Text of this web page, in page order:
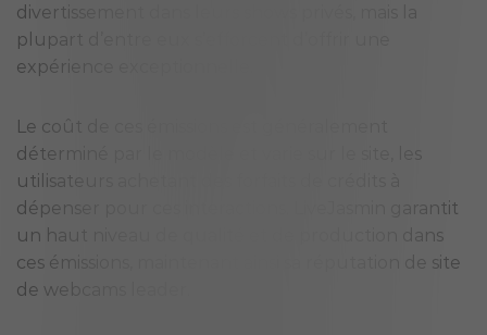
divertissement dans leurs shows privés, mais la
plupart d’entre eux s’efforcent d’offrir une
expérience exceptionnelle.
Le coût de ces émissions est généralement
déterminé par le modèle et varie sur le site, les
utilisateurs achetant des forfaits de crédits à
dépenser pour ces interactions. LiveJasmin garantit
un haut niveau de qualité et de production dans
ces émissions, maintenant ainsi sa réputation de site
de webcams leader.